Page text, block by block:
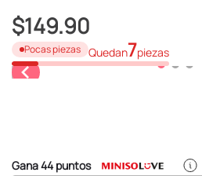
$149.90
Pocas piezas Quedan7piezas
Gana44puntos
4
osito cariñosito
5.
blind box
9.
chiikawas